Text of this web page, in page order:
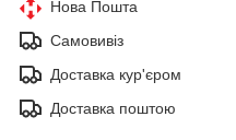
Нова Пошта
Самовивіз
Доставка кур'єром
Доставка поштою